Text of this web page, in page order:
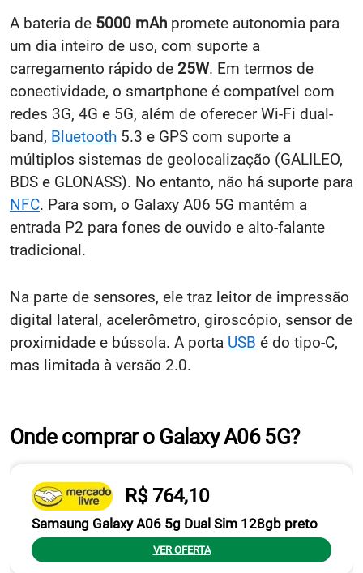
A bateria de 5000 mAh promete autonomia para
um dia inteiro de uso, com suporte a
carregamento rápido de 25W. Em termos de
conectividade, o smartphone é compatível com
redes 3G, 4G e 5G, além de oferecer Wi-Fi dual-
band, Bluetooth 5.3 e GPS com suporte a
múltiplos sistemas de geolocalização (GALILEO,
BDS e GLONASS). No entanto, não há suporte para
NFC. Para som, o Galaxy A06 5G mantém a
entrada P2 para fones de ouvido e alto-falante
tradicional.
Na parte de sensores, ele traz leitor de impressão
digital lateral, acelerômetro, giroscópio, sensor de
proximidade e bússola. A porta USB é do tipo-C,
mas limitada à versão 2.0.
Onde comprar o Galaxy A06 5G?
R$ 764,10
Samsung Galaxy A06 5g Dual Sim 128gb preto
VER OFERTA